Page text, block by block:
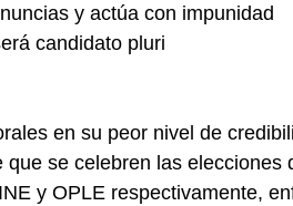
y actúa con impunidad
candidato pluri
en su peor nivel de
que se celebren las
y OPLE respectivamente,